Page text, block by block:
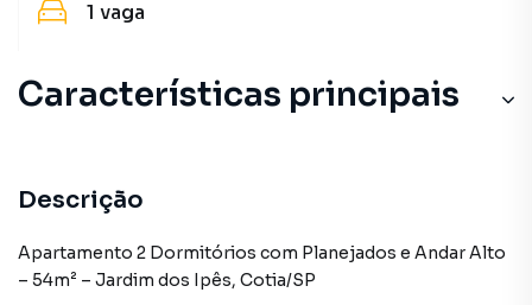
1 vaga
Características principais
Sacada
Portão Eletrônico
Descrição
Apartamento 2 Dormitórios com Planejados e Andar Alto
– 54m² – Jardim dos Ipês, Cotia/SP